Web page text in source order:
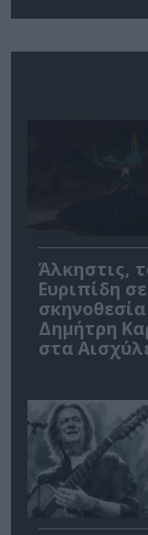
Άλκηστις,
Ευριπίδη σε
σκηνοθεσία
Δημήτρη
στα